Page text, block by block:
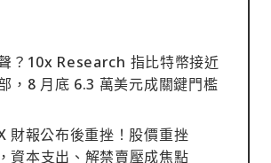
？10x Research 指比特幣接近
，8 月底 6.3 萬美元成關鍵門檻
財報公布後重挫！股價重挫
資本支出、解禁賣壓成焦點